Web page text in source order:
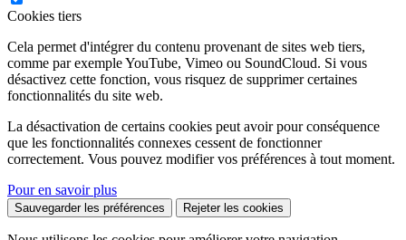
Cookies tiers
Cela permet d'intégrer du contenu provenant de sites web tiers,
comme par exemple YouTube, Vimeo ou SoundCloud. Si vous
désactivez cette fonction, vous risquez de supprimer certaines
fonctionnalités du site web.
La désactivation de certains cookies peut avoir pour conséquence
que les fonctionnalités connexes cessent de fonctionner
correctement. Vous pouvez modifier vos préférences à tout moment.
Pour en savoir plus
Sauvegarder les préférences Rejeter les cookies